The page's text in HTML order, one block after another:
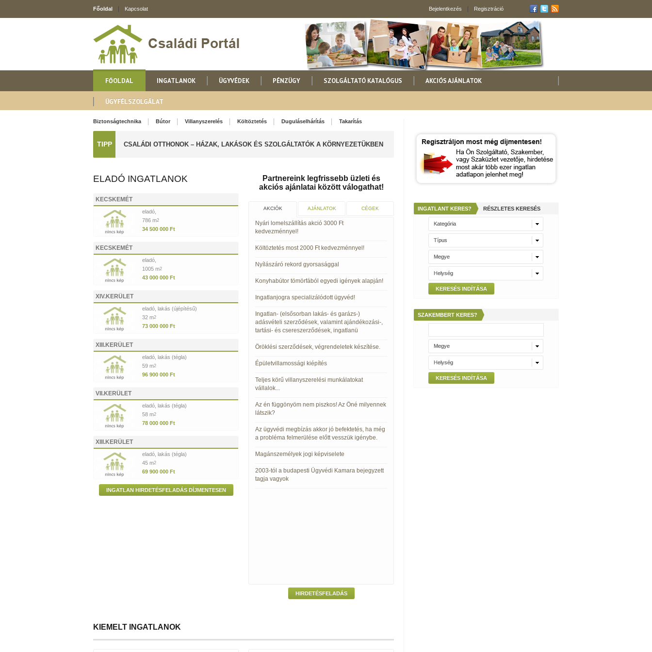
Főoldal Kapcsolat Bejelentkezés Regisztráció
FŐOLDAL INGATLANOK ÜGYVÉDEK PÉNZÜGY SZOLGÁLTATÓ KATALÓGUS AKCIÓS AJÁNLATOK
ÜGYFÉLSZOLGÁLAT
Biztonságtechnika Bútor Villanyszerelés Költöztetés Duguláselhárítás Takarítás
TIPP CSALÁDI OTTHONOK – HÁZAK, LAKÁSOK ÉS SZOLGÁLTATÓK A KÖRNYEZETÜKBEN
ELADÓ INGATLANOK
KECSKEMÉT
eladó,
786 m2
34 500 000 Ft
KECSKEMÉT
eladó,
1005 m2
43 000 000 Ft
XIV.KERÜLET
eladó, lakás (újépítésű)
32 m2
73 000 000 Ft
XIII.KERÜLET
eladó, lakás (tégla)
59 m2
96 900 000 Ft
VII.KERÜLET
eladó, lakás (tégla)
58 m2
78 000 000 Ft
XIII.KERÜLET
eladó, lakás (tégla)
45 m2
69 900 000 Ft
INGATLAN HIRDETÉSFELADÁS DÍJMENTESEN
Partnereink legfrissebb üzleti és
akciós ajánlatai között válogathat!
AKCIÓK AJÁNLATOK CÉGEK
Nyári lomelszállítás akció 3000 Ft
kedvezménnyel!
Költöztetés most 2000 Ft kedvezménnyel!
Nyílászáró rekord gyorsasággal
Konyhabútor tömörfából egyedi igények alapján!
Ingatlanjogra specializálódott ügyvéd!
Ingatlan- (elsősorban lakás- és garázs-)
adásvételi szerződések, valamint ajándékozási-,
tartási- és csereszerződések, ingatlanü
Öröklési szerződések, végrendeletek készítése.
Épületvillamossági kiépítés
Teljes körű villanyszerelési munkálatokat
vállalok...
Az én függönyöm nem piszkos! Az Öné milyennek
látszik?
Az ügyvédi megbízás akkor jó befektetés, ha még
a probléma felmerülése előtt vesszük igénybe.
Magánszemélyek jogi képviselete
2003-tól a budapesti Ügyvédi Kamara bejegyzett
tagja vagyok
HIRDETÉSFELADÁS
KIEMELT INGATLANOK
INGATLANT KERES? RÉSZLETES KERESÉS
Kategória
Kategória
Típus
Típus
Megye
Megye
Helység
Helység
KERESÉS INDÍTÁSA
SZAKEMBERT KERES?
Megye
Megye
Helység
Helység
KERESÉS INDÍTÁSA